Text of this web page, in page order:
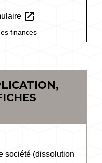
open_in_new
finances
société (dissolution